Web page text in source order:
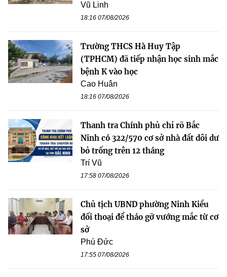
Vũ Linh
18:16 07/08/2026
Trường THCS Hà Huy Tập
(TPHCM) đã tiếp nhận học sinh mắc
bệnh K vào học
Cao Huân
18:16 07/08/2026
Thanh tra Chính phủ chỉ rõ Bắc
Ninh có 322/570 cơ sở nhà đất dôi dư
bỏ trống trên 12 tháng
Trí Vũ
17:58 07/08/2026
Chủ tịch UBND phường Ninh Kiều
đối thoại để tháo gỡ vướng mắc từ cơ
sở
Phú Đức
17:55 07/08/2026